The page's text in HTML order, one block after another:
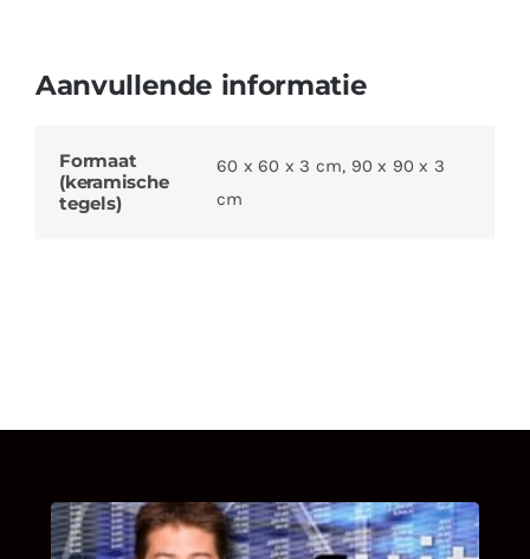
Aanvullende informatie
Formaat
(keramische
tegels)
60 x 60 x 3 cm, 90 x 90 x 3
cm
UITSTEL VAN EXECUTIE